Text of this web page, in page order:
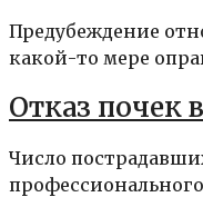
Предубеждение
какой-то мере
Отказ почек
Число